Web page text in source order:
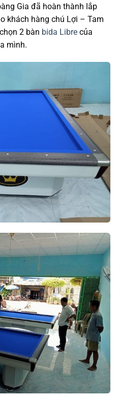
Gia đã hoàn thành lắp
khách hàng chú Lợi – Tam
2 bàn bida Libre của
mình.